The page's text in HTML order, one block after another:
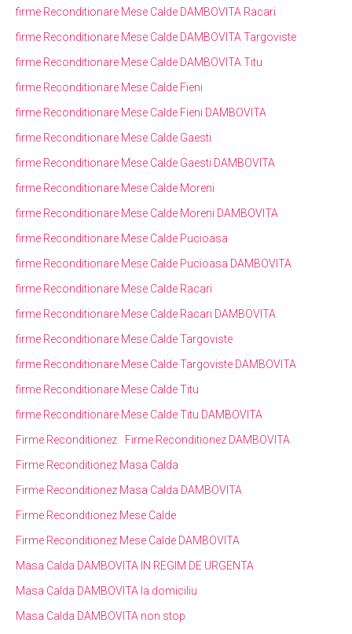
firme Reconditionare Mese Calde DAMBOVITA Racari
firme Reconditionare Mese Calde DAMBOVITA Targoviste
firme Reconditionare Mese Calde DAMBOVITA Titu
firme Reconditionare Mese Calde Fieni
firme Reconditionare Mese Calde Fieni DAMBOVITA
firme Reconditionare Mese Calde Gaesti
firme Reconditionare Mese Calde Gaesti DAMBOVITA
firme Reconditionare Mese Calde Moreni
firme Reconditionare Mese Calde Moreni DAMBOVITA
firme Reconditionare Mese Calde Pucioasa
firme Reconditionare Mese Calde Pucioasa DAMBOVITA
firme Reconditionare Mese Calde Racari
firme Reconditionare Mese Calde Racari DAMBOVITA
firme Reconditionare Mese Calde Targoviste
firme Reconditionare Mese Calde Targoviste DAMBOVITA
firme Reconditionare Mese Calde Titu
firme Reconditionare Mese Calde Titu DAMBOVITA
Firme Reconditionez
Firme Reconditionez DAMBOVITA
Firme Reconditionez Masa Calda
Firme Reconditionez Masa Calda DAMBOVITA
Firme Reconditionez Mese Calde
Firme Reconditionez Mese Calde DAMBOVITA
Masa Calda DAMBOVITA IN REGIM DE URGENTA
Masa Calda DAMBOVITA la domiciliu
Masa Calda DAMBOVITA non stop